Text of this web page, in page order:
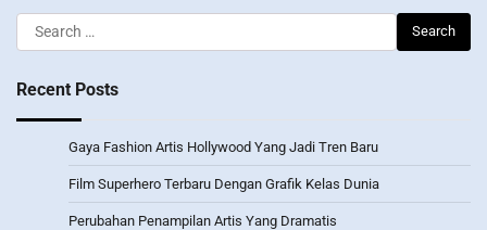
Search
for:
Recent Posts
Gaya Fashion Artis Hollywood Yang Jadi Tren Baru
Film Superhero Terbaru Dengan Grafik Kelas Dunia
Perubahan Penampilan Artis Yang Dramatis